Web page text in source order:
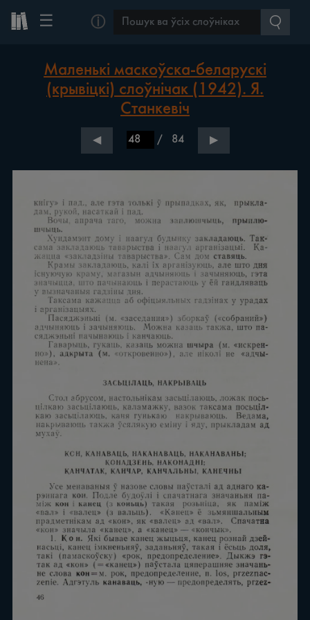
☰ ⓘ
Маленькі маскоўска-беларускі
(крывіцкі) слоўнічак (1942). Я.
Станкевіч
◀ / 84 ▶